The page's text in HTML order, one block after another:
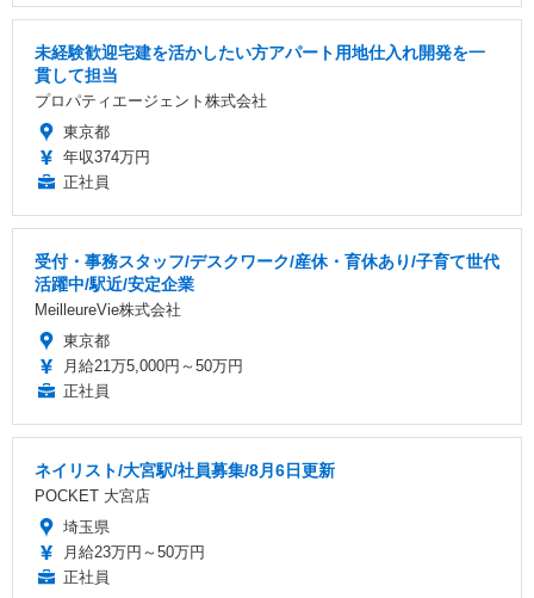
未経験歓迎宅建を活かしたい方アパート用地仕入れ開発を一
貫して担当
プロパティエージェント株式会社
東京都
年収374万円
正社員
受付・事務スタッフ/デスクワーク/産休・育休あり/子育て世代
活躍中/駅近/安定企業
MeilleureVie株式会社
東京都
月給21万5,000円～50万円
正社員
ネイリスト/大宮駅/社員募集/8月6日更新
POCKET 大宮店
埼玉県
月給23万円～50万円
正社員